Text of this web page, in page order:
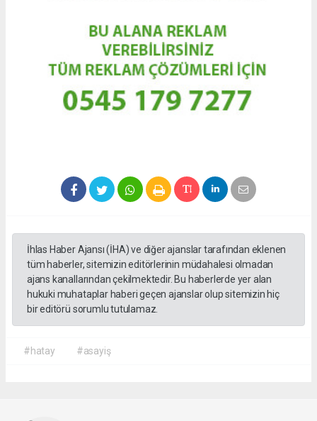
İhlas Haber Ajansı (İHA) ve diğer ajanslar tarafından eklenen
tüm haberler, sitemizin editörlerinin müdahalesi olmadan
ajans kanallarından çekilmektedir. Bu haberlerde yer alan
hukuki muhataplar haberi geçen ajanslar olup sitemizin hiç
bir editörü sorumlu tutulamaz.
#hatay #asayiş